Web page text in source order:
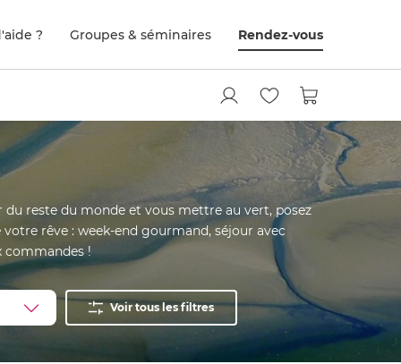
? Groupes & séminaires Rendez-vous
du reste du monde et vous mettre au vert, posez
rêve : week-end gourmand, séjour avec
commandes !
Voir tous les filtres